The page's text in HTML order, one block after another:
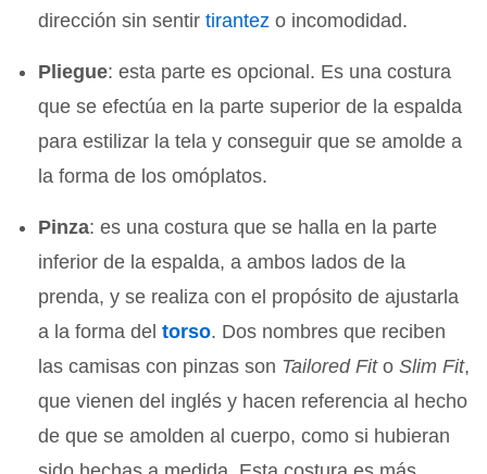
dirección sin sentirtirantez o incomodidad.
Pliegue: esta parte es opcional. Es una costura
que se efectúa en la parte superior de la espalda
para estilizar la tela y conseguir que se amolde a
la forma de los omóplatos.
Pinza: es una costura que se halla en la parte
inferior de la espalda, a ambos lados de la
prenda, y se realiza con el propósito de ajustarla
a la forma deltorso. Dos nombres que reciben
las camisas con pinzas son Tailored FitoSlim Fit,
que vienen del inglés y hacen referencia al hecho
de que se amolden al cuerpo, como si hubieran